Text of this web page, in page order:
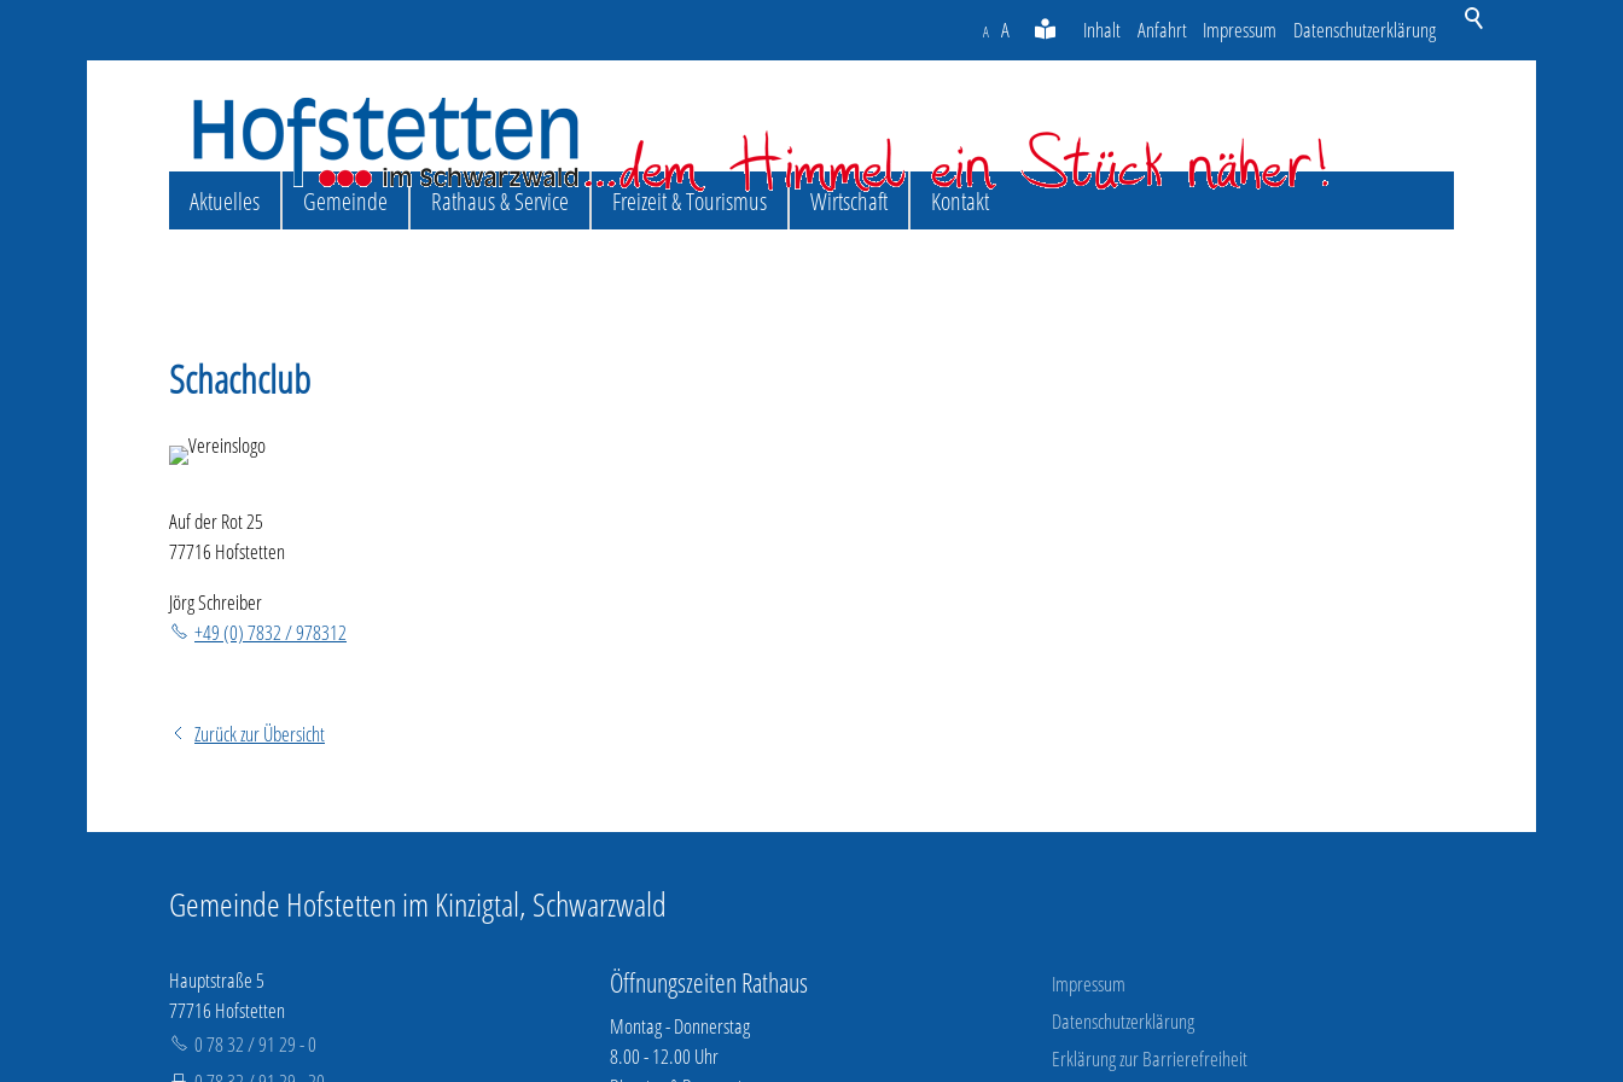
Inhalt Anfahrt Impressum Datenschutzerklärung
A A
Aktuelles Gemeinde Rathaus & Service Freizeit & Tourismus Wirtschaft Kontakt
Schachclub
Auf der Rot 25
77716 Hofstetten
Jörg Schreiber
+49 (0) 7832 / 978312
Zurück zur Übersicht
Gemeinde Hofstetten im Kinzigtal, Schwarzwald
Hauptstraße 5
77716 Hofstetten
0 78 32 / 91 29 - 0
Öffnungszeiten Rathaus
Montag - Donnerstag
8.00 - 12.00 Uhr
Impressum
Datenschutzerklärung
Erklärung zur Barrierefreiheit